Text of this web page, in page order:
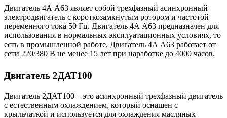
Двигатель 4А А63 являет собой трехфазный асинхронный
электродвигатель с короткозамкнутым ротором и частотой
переменного тока 50 Гц. Двигатель 4А А63 предназначен для
использования в нормальных эксплуатационных условиях, то
есть в промышленной работе. Двигатель 4А А63 работает от
сети 220/380 В не менее 15 лет при наработке до 4000 часов.
Двигатель 2ДАТ100
Двигатель 2ДАТ100 – это асинхронный трехфазный двигатель
с естественным охлаждением, который оснащен с
крыльчаткой и используется для охлаждения масляных